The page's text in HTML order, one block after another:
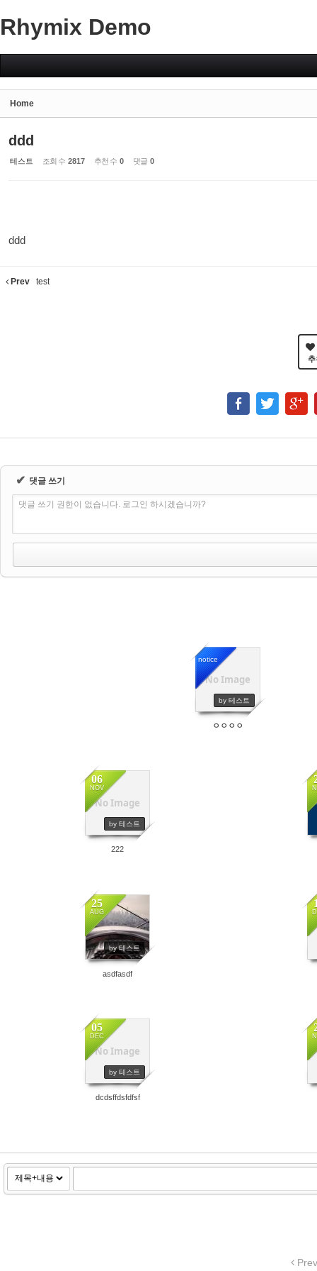
Rhymix Demo
Home
ddd
테스트 조회 수 2817 추천 수 0 댓글 0
ddd
Prev test
추
✔ 댓글 쓰기
댓글 쓰기 권한이 없습니다. 로그인 하시겠습니까?
No Image
notice
by 테스트
2655
ㅇㅇㅇㅇ
No Image
06
NOV
by 테스트
1120
222
25
AUG
by 테스트
2885
asdfasdf
No Image
05
DEC
by 테스트
2921
dcdsffdsfdfsf
Prev
Sketchbook5, 스케치북5
Sketchbook5, 스케치북5